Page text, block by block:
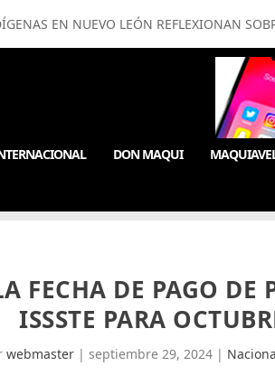
EN NUEVO LEÓN REFLEXIONAN
DON MAQUI
FECHA DE PAGO DE
ISSSTE PARA
webmaster| septiembre 29, 2024|